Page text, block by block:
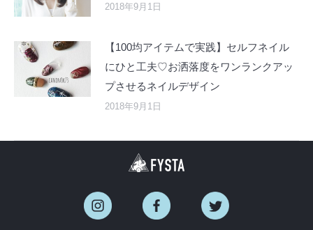
2018年9月1日
【100均アイテムで実践】セルフネイル
にひと工夫♡お洒落度をワンランクアッ
プさせるネイルデザイン
2018年9月1日